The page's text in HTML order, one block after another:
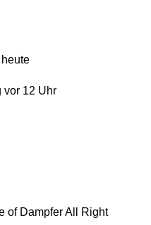
vor 12 Uhr
of Dampfer All Right